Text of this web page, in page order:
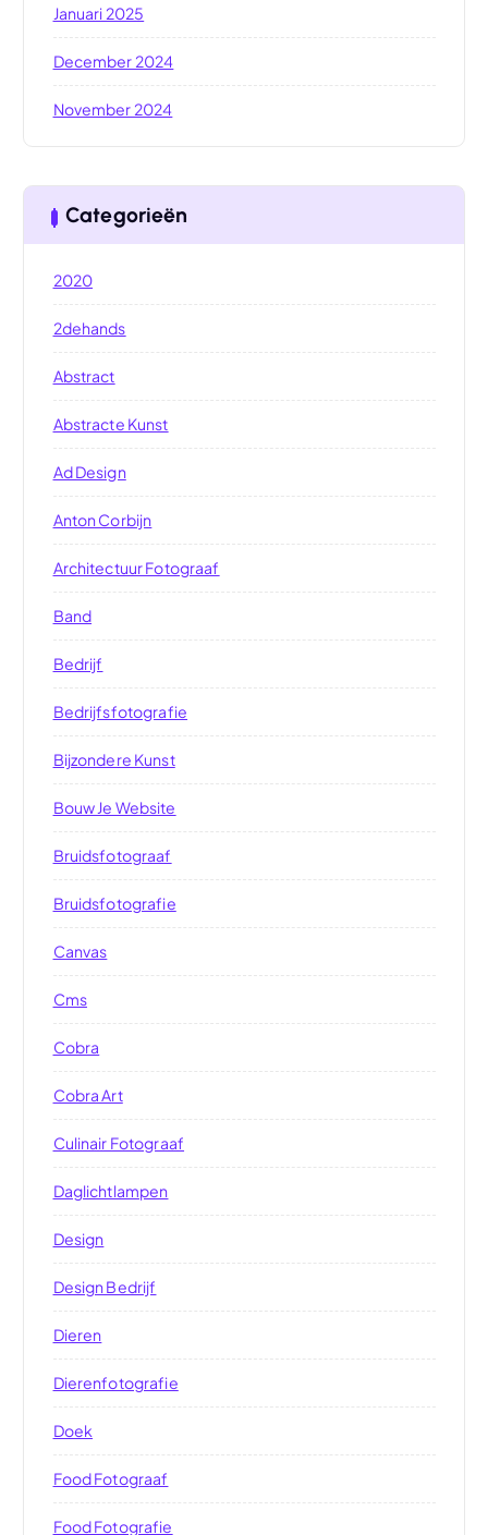
Januari 2025
December 2024
November 2024
Categorieën
2020
2dehands
Abstract
Abstracte Kunst
Ad Design
Anton Corbijn
Architectuur Fotograaf
Band
Bedrijf
Bedrijfsfotografie
Bijzondere Kunst
Bouw Je Website
Bruidsfotograaf
Bruidsfotografie
Canvas
Cms
Cobra
Cobra Art
Culinair Fotograaf
Daglichtlampen
Design
Design Bedrijf
Dieren
Dierenfotografie
Doek
Food Fotograaf
Food Fotografie